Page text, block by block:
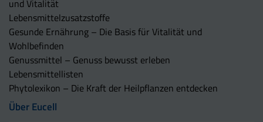
und Vitalität
Lebensmittelzusatzstoffe
Gesunde Ernährung – Die Basis für Vitalität und
Wohlbefinden
Genussmittel – Genuss bewusst erleben
Lebensmittellisten
Phytolexikon – Die Kraft der Heilpflanzen entdecken
Über Eucell